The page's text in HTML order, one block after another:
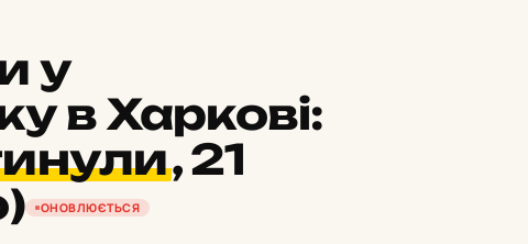
у
в Харкові:
,21
ОНОВЛЮЄТЬСЯ